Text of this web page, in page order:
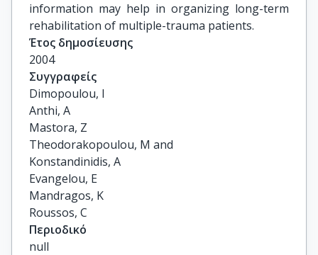
information may help in organizing long-term
rehabilitation of multiple-trauma patients.
Έτος δημοσίευσης
2004
Συγγραφείς
Dimopoulou, I
Anthi, A
Mastora, Z
Theodorakopoulou, M and
Konstandinidis, A
Evangelou, E
Mandragos, K
Roussos, C
Περιοδικό
null